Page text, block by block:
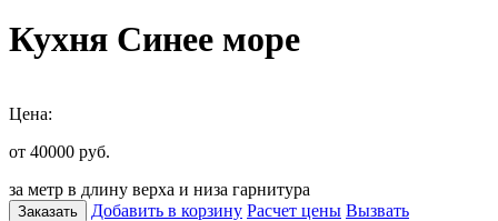
Кухня Синее море
Цена:
от 40000 руб.
за метр в длину верха и низа гарнитура
Заказать Добавить в корзину Расчет цены Вызвать